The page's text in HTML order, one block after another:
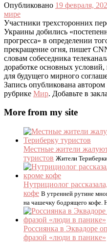
Опубликовано 19 февраля,
мире
Участники трехсторонних
Украины добились
прогресса» в определении
прекращение огня, пишет
словам собеседника
доработке основных
для будущего мирного
Запись опубликована автором
рубрике Мир. Добавьте в
More from my site
Местные жители
туристов Жители
Нутрициолог
кофе В утренней рутине
на чашечку бодрящего кофе.
Россиянка в Эквадоре
фразой «люди в панике»